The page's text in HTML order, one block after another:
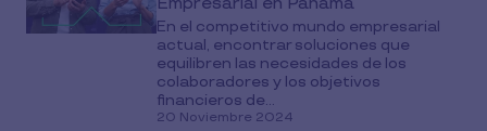
En el competitivo mundo empresarial
actual, encontrar soluciones que
equilibren las necesidades de los
colaboradores y los objetivos
financieros de...
20 Noviembre 2024